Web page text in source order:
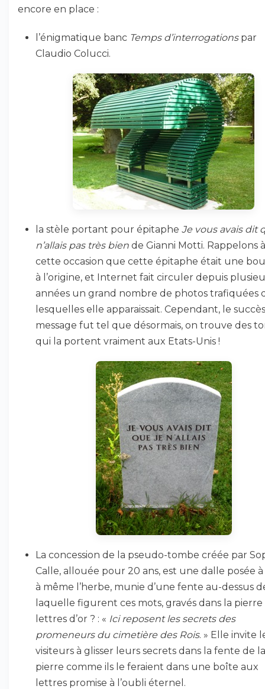
encore en place :
l’énigmatique banc Temps d’interrogationspar
Claudio Colucci.
la stèle portant pour épitaphe Je vous avais dit
n’allais pas très bien de Gianni Motti. Rappelons à
cette occasion que cette épitaphe était une
à l’origine, et Internet fait circuler depuis
années un grand nombre de photos trafiquées
lesquelles elle apparaissait. Cependant, le
message fut tel que désormais, on trouve des
qui la portent vraiment aux Etats-Unis !
La concession de la pseudo-tombe créée par
Calle, allouée pour 20 ans, est une dalle posée
à même l’herbe, munie d’une fente au-dessus
laquelle figurent ces mots, gravés dans la pierre
lettres d’or ? : « Ici reposent les secrets des
promeneurs du cimetière des Rois. » Elle invite
visiteurs à glisser leurs secrets dans la fente de la
pierre comme ils le feraient dans une boîte aux
lettres promise à l’oubli éternel.